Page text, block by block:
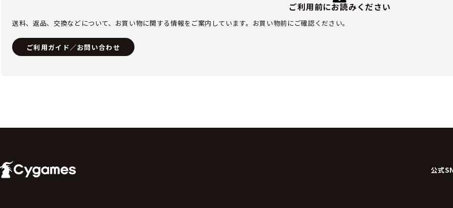
ご利用前にお読みください
送料、返品、交換などについて、お買い物に関する情報をご案内しています。お買い物前にご確認ください。
ご利用ガイド／お問い合わせ
公式